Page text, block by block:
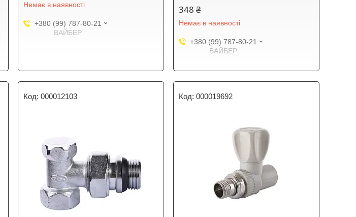
Немає в наявності
+380 (99) 787-80-21
ВАЙБЕР
348 ₴
Немає в наявності
+380 (99) 787-80-21
ВАЙБЕР
000012103 000019692